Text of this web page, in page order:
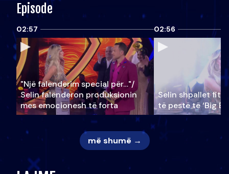
Episode
02:57
"Një falenderim special për…"/
Selin falënderon produksionin
mes emocionesh të forta
02:56
Selin shpallet
të pestë të ‘Big
më shumë →